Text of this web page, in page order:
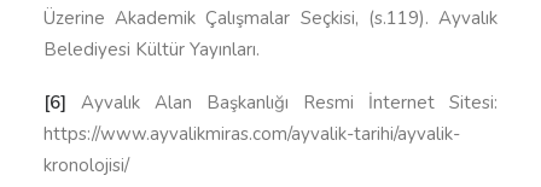
Üzerine Akademik Çalışmalar Seçkisi, (s.119). Ayvalık
Belediyesi Kültür Yayınları.
[6] Ayvalık Alan Başkanlığı Resmi İnternet Sitesi:
https://www.ayvalikmiras.com/ayvalik-tarihi/ayvalik-
kronolojisi/